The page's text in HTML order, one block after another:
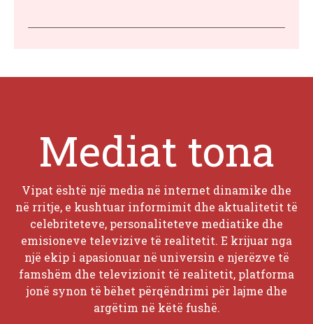
Mediat tona
Vipat është një media në internet dinamike dhe
në rritje, e kushtuar informimit dhe aktualitetit të
celebriteteve, personaliteteve mediatike dhe
emisioneve televizive të realitetit. E krijuar nga
një ekip i apasionuar në universin e njerëzve të
famshëm dhe televizionit të realitetit, platforma
jonë synon të bëhet përqëndrimi për lajme dhe
argëtim në këtë fushë.